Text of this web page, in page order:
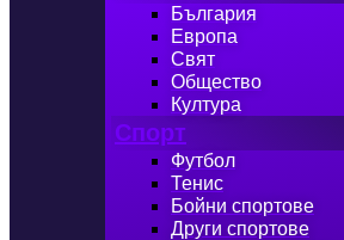
България
Европа
Свят
Общество
Култура
Спорт
Футбол
Тенис
Бойни спортове
Други спортове